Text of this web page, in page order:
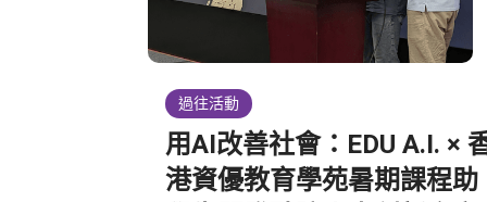
過往活動
用AI改善社會：EDU A.I. ×
港資優教育學苑暑期課程助